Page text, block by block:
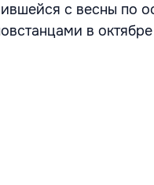
с весны по
в октябре